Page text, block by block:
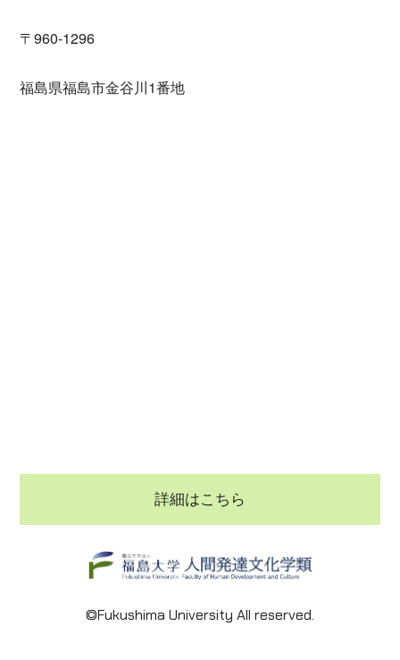
〒960-1296
福島県福島市金谷川1番地
詳細はこちら
©Fukushima University All reserved.